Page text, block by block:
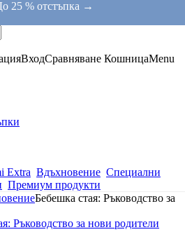
25 % отстъпка →
ВходСравняване КошницаMenu
Extra Вдъхновение Специални
Премиум продукти
Бебешка стая: Ръководство за
Ръководство за нови родители